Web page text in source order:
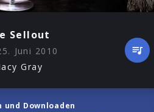
Sellout
Juni 2010
Gray
und Downloaden